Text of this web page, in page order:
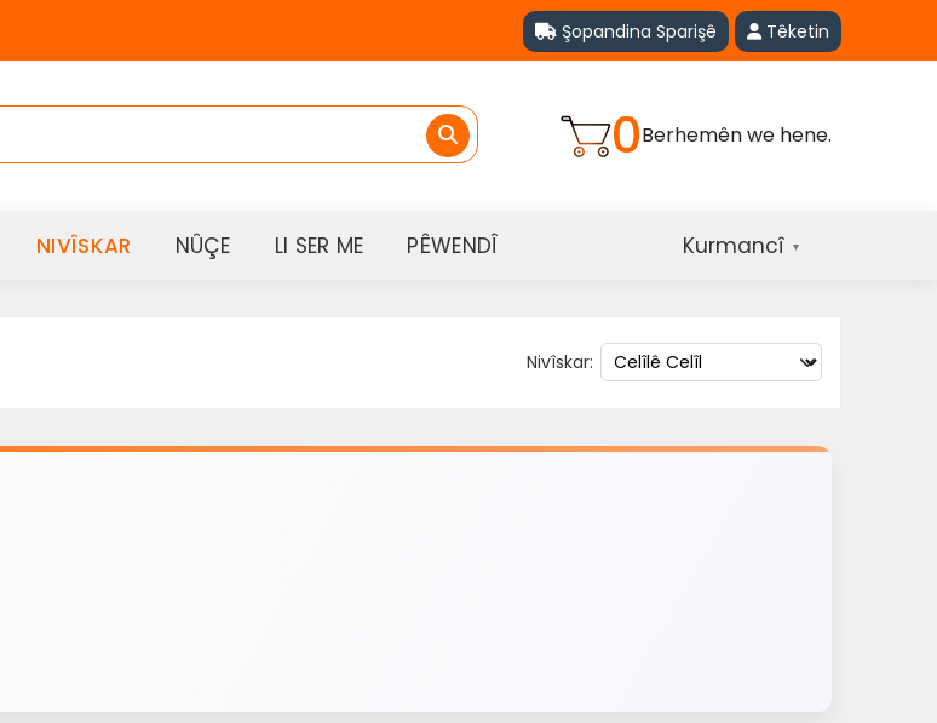
Şopandina Sparişê Têketin
0Berhemên we hene.
NIVÎSKAR NÛÇE LI SER ME PÊWENDÎ Kurmancî ▼
Nivîskar: